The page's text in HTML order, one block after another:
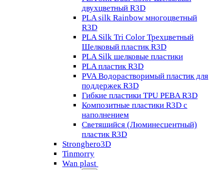
двухцветный R3D
PLA silk Rainbow многоцветный
R3D
PLA Silk Tri Color Трехцветный
Шелковый пластик R3D
PLA Silk шелковые пластики
PLA пластик R3D
PVA Водорастворимый пластик для
поддержек R3D
Гибкие пластики TPU PEBA R3D
Композитные пластики R3D с
наполнением
Светящийся (Люминесцентный)
пластик R3D
Stronghero3D
Tinmorry
Wan plast